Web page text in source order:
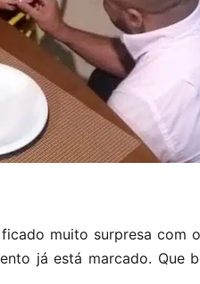
muito surpresa com
já está marcado. Que